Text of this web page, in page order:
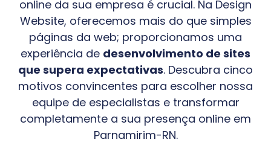
online da sua empresa é crucial. Na Design
Website, oferecemos mais do que simples
páginas da web; proporcionamos uma
experiência de desenvolvimento de sites
que supera expectativas. Descubra cinco
motivos convincentes para escolher nossa
equipe de especialistas e transformar
completamente a sua presença online em
Parnamirim-RN.